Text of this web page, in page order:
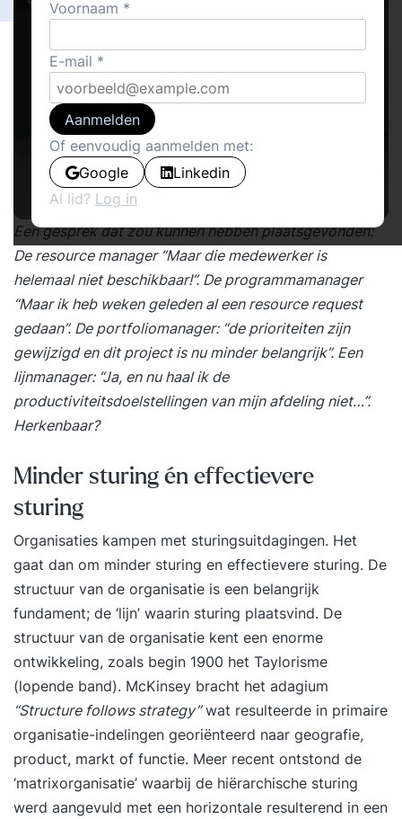
Een gesprek dat zou kunnen hebben plaatsgevonden:
De resource manager “Maar die medewerker is
helemaal niet beschikbaar!”. De programmamanager
“Maar ik heb weken geleden al een resource request
gedaan”. De portfoliomanager: “de prioriteiten zijn
gewijzigd en dit project is nu minder belangrijk”. Een
lijnmanager: “Ja, en nu haal ik de
productiviteitsdoelstellingen van mijn afdeling niet…”.
Herkenbaar?
Minder sturing én effectievere
sturing
Organisaties kampen met sturingsuitdagingen. Het
gaat dan om minder sturing en effectievere sturing. De
structuur van de organisatie is een belangrijk
fundament; de ‘lijn’ waarin sturing plaatsvind. De
structuur van de organisatie kent een enorme
ontwikkeling, zoals begin 1900 het Taylorisme
(lopende band). McKinsey bracht het adagium
“Structure follows strategy”wat resulteerde in primaire
organisatie-indelingen georiënteerd naar geografie,
product, markt of functie. Meer recent ontstond de
‘matrixorganisatie’ waarbij de hiërarchische sturing
werd aangevuld met een horizontale resulterend in een
Voornaam
E-mail
Aanmelden
Of eenvoudig aanmelden met:
Google
Linkedin
Al lid? Log in